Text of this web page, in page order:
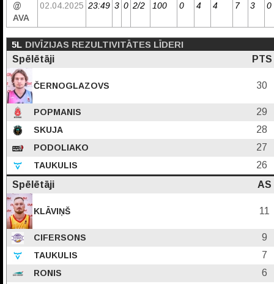
@
AVA
02.04.2025 23:49 3 0 2/2 100 0 4 4 7 3 0
5L DIVĪZIJAS REZULTIVITĀTES LĪDERI
Spēlētāji
PTS
ČERNOGLAZOVS 30
POPMANIS 29
SKUJA 28
PODOLIAKO 27
TAUKULIS
26
Spēlētāji
AS
KLĀVIŅŠ 11
CIFERSONS 9
TAUKULIS 7
RONIS 6